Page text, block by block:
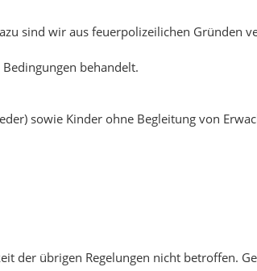
sind wir aus feuerpolizeilichen Gründen
behandelt.
sowie Kinder ohne Begleitung von
der übrigen Regelungen nicht betroffen.